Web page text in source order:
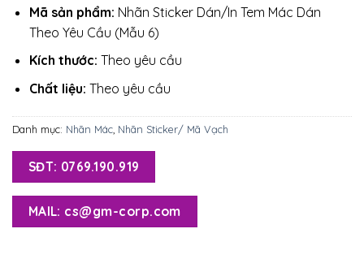
Mã sản phẩm: Nhãn Sticker Dán/In Tem Mác Dán
Theo Yêu Cầu (Mẫu 6)
Kích thước: Theo yêu cầu
Chất liệu: Theo yêu cầu
Danh mục: Nhãn Mác Nhãn Sticker/ Mã Vạch
SĐT: 0769.190.919
MAIL: cs@gm-corp.com